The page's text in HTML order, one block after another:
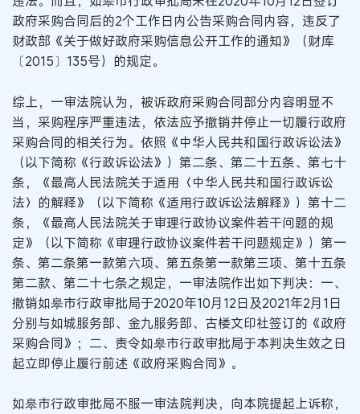
政府采购合同后的2个工作日内公告采购合同内容，违反了
财政部《关于做好政府采购信息公开工作的通知》（财库
〔2015〕135号）的规定。
综上，一审法院认为，被诉政府采购合同部分内容明显不
当，采购程序严重违法，依法应予撤销并停止一切履行政府
采购合同的相关行为。依照《中华人民共和国行政诉讼法》
（以下简称《行政诉讼法》）第二条、第二十五条、第七十
条，《最高人民法院关于适用〈中华人民共和国行政诉讼
法〉的解释》（以下简称《适用行政诉讼法解释》）第十二
条，《最高人民法院关于审理行政协议案件若干问题的规
定》（以下简称《审理行政协议案件若干问题规定》）第一
条、第二条第一款第六项、第五条第一款第三项、第十五条
第二款、第二十七条之规定，一审法院作出如下判决：一、
撤销如皋市行政审批局于2020年10月12日及2021年2月1日
分别与如城服务部、金九服务部、古楼文印社签订的《政府
采购合同》；二、责令如皋市行政审批局于本判决生效之日
起立即停止履行前述《政府采购合同》。
如皋市行政审批局不服一审法院判决，向本院提起上诉称，